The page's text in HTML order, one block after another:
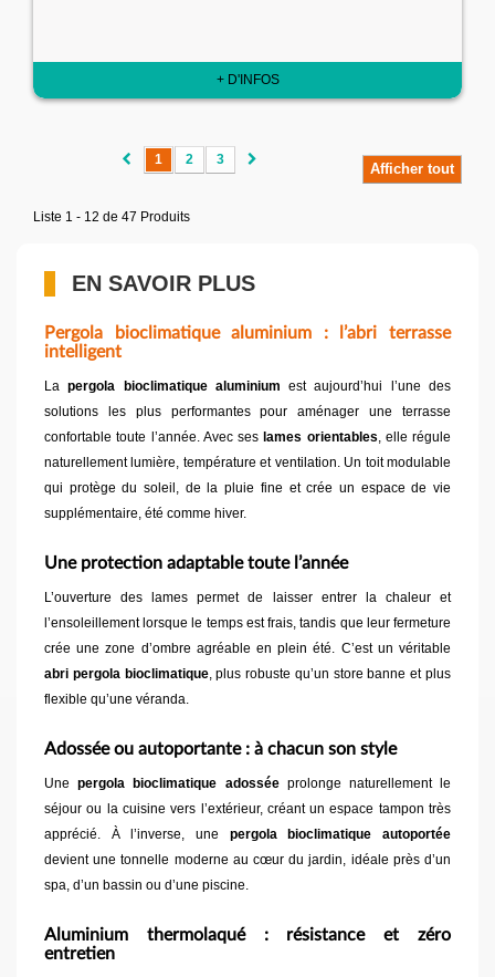
+ D'INFOS
Afficher tout
1 2 3
Liste 1 - 12 de 47 Produits
EN SAVOIR PLUS
Pergola bioclimatique aluminium : l’abri terrasse
intelligent
Lapergola bioclimatique aluminium est aujourd’hui l’une des
solutions les plus performantes pour aménager une terrasse
confortable toute l’année. Avec ses lames orientables, elle régule
naturellement lumière, température et ventilation. Un toit modulable
qui protège du soleil, de la pluie fine et crée un espace de vie
supplémentaire, été comme hiver.
Une protection adaptable toute l’année
L’ouverture des lames permet de laisser entrer la chaleur et
l’ensoleillement lorsque le temps est frais, tandis que leur fermeture
crée une zone d’ombre agréable en plein été. C’est un véritable
abri pergola bioclimatique, plus robuste qu’un store banne et plus
flexible qu’une véranda.
Adossée ou autoportante : à chacun son style
Unepergola bioclimatique adosséeprolonge naturellement le
séjour ou la cuisine vers l’extérieur, créant un espace tampon très
apprécié. À l’inverse, une pergola bioclimatique autoportée
devient une tonnelle moderne au cœur du jardin, idéale près d’un
spa, d’un bassin ou d’une piscine.
Aluminium thermolaqué : résistance et zéro
entretien